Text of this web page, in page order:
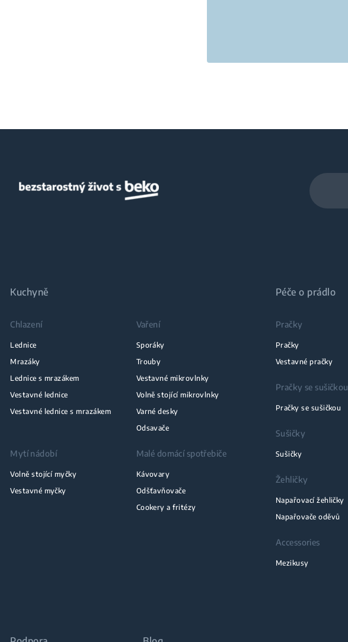
Kuchyně
Chlazení
Lednice
Mrazáky
Lednice s mrazákem
Vestavné lednice
Vestavné lednice s mrazákem
Vaření
Sporáky
Trouby
Vestavné mikrovlnky
Volně stojící mikrovlnky
Varné desky
Odsavače
Mytí nádobí
Volně stojící myčky
Vestavné myčky
Malé domácí spotřebiče
Kávovary
Odšťavňovače
Cookery a fritézy
Péče o prádlo
Pračky
Pračky
Vestavné pračky
Pračky se sušičkou
Pračky se sušičkou
Sušičky
Sušičky
Žehličky
Napařovací žehličky
Napařovače oděvů
Accessories
Mezikusy